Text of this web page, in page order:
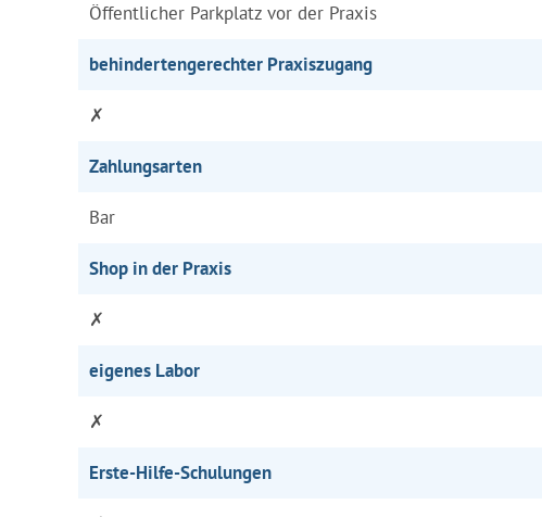
Öffentlicher Parkplatz vor der Praxis
behindertengerechter Praxiszugang
✗
Zahlungsarten
Bar
Shop in der Praxis
✗
eigenes Labor
✗
Erste-Hilfe-Schulungen